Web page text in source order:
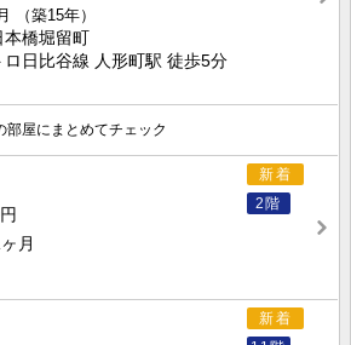
（築15年）
橋堀留町
ロ日比谷線 人形町駅 徒歩5分
部屋にまとめてチェック
新着
2階
月
新着